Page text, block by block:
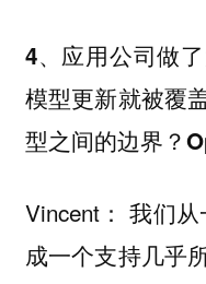
4、应用公司做
模型更新就被覆
型之间的边界？
Vincent： 我们
成一个支持几乎